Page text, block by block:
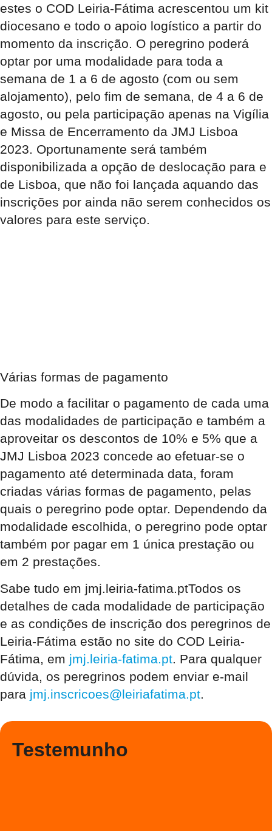
estes o COD Leiria-Fátima acrescentou um kit
diocesano e todo o apoio logístico a partir do
momento da inscrição. O peregrino poderá
optar por uma modalidade para toda a
semana de 1 a 6 de agosto (com ou sem
alojamento), pelo fim de semana, de 4 a 6 de
agosto, ou pela participação apenas na Vigília
e Missa de Encerramento da JMJ Lisboa
2023. Oportunamente será também
disponibilizada a opção de deslocação para e
de Lisboa, que não foi lançada aquando das
inscrições por ainda não serem conhecidos os
valores para este serviço.
Várias formas de pagamento
De modo a facilitar o pagamento de cada uma
das modalidades de participação e também a
aproveitar os descontos de 10% e 5% que a
JMJ Lisboa 2023 concede ao efetuar-se o
pagamento até determinada data, foram
criadas várias formas de pagamento, pelas
quais o peregrino pode optar. Dependendo da
modalidade escolhida, o peregrino pode optar
também por pagar em 1 única prestação ou
em 2 prestações.
Sabe tudo em jmj.leiria-fatima.ptTodos os
detalhes de cada modalidade de participação
e as condições de inscrição dos peregrinos de
Leiria-Fátima estão no site do COD Leiria-
Fátima, em jmj.leiria-fatima.pt. Para qualquer
dúvida, os peregrinos podem enviar e-mail
para jmj.inscricoes@leiriafatima.pt.
Testemunho